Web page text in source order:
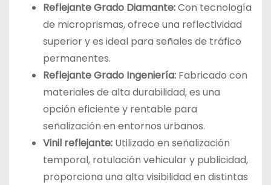
Reflejante Grado Diamante:Con tecnología
de microprismas, ofrece una reflectividad
superior y es ideal para señales de tráfico
permanentes.
Reflejante Grado Ingeniería: Fabricado con
materiales de alta durabilidad, es una
opción eficiente y rentable para
señalización en entornos urbanos.
Vinil reflejante: Utilizado en señalización
temporal, rotulación vehicular y publicidad,
proporciona una alta visibilidad en distintas